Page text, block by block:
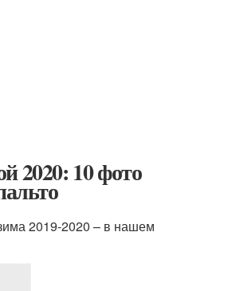
2020: 10 фото
2019-2020 – в нашем